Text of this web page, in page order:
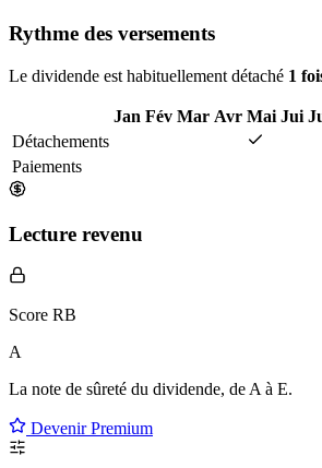
Rythme des versements
Le dividende est habituellement détaché 1
Jan Fév Mar Avr Mai Jui
Détachements
Paiements
Lecture revenu
Score RB
A
La note de sûreté du dividende, de A à E.
Devenir Premium